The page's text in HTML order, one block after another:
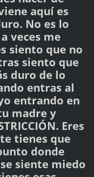
aquí es
No es lo
veces me
siento que no
siento que
duro de lo
entras al
entrando en
madre y
Eres
tienes que
donde
siente miedo